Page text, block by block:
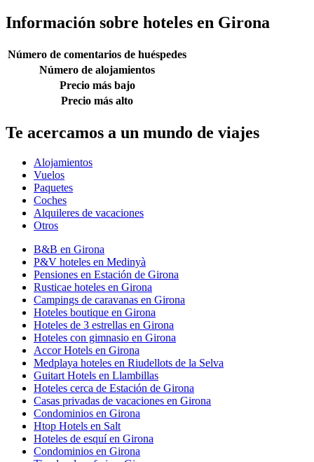
Información sobre hoteles en Girona
Número de comentarios de huéspedes
Número de alojamientos
Precio más bajo
Precio más alto
Te acercamos a un mundo de viajes
Alojamientos
Vuelos
Paquetes
Coches
Alquileres de vacaciones
Otros
B&B en Girona
P&V hoteles en Medinyà
Pensiones en Estación de Girona
Rusticae hoteles en Girona
Campings de caravanas en Girona
Hoteles boutique en Girona
Hoteles de 3 estrellas en Girona
Hoteles con gimnasio en Girona
Accor Hotels en Girona
Medplaya hoteles en Riudellots de la Selva
Guitart Hotels en Llambillas
Hoteles cerca de Estación de Girona
Casas privadas de vacaciones en Girona
Condominios en Girona
Htop Hotels en Salt
Hoteles de esquí en Girona
Condominios en Girona